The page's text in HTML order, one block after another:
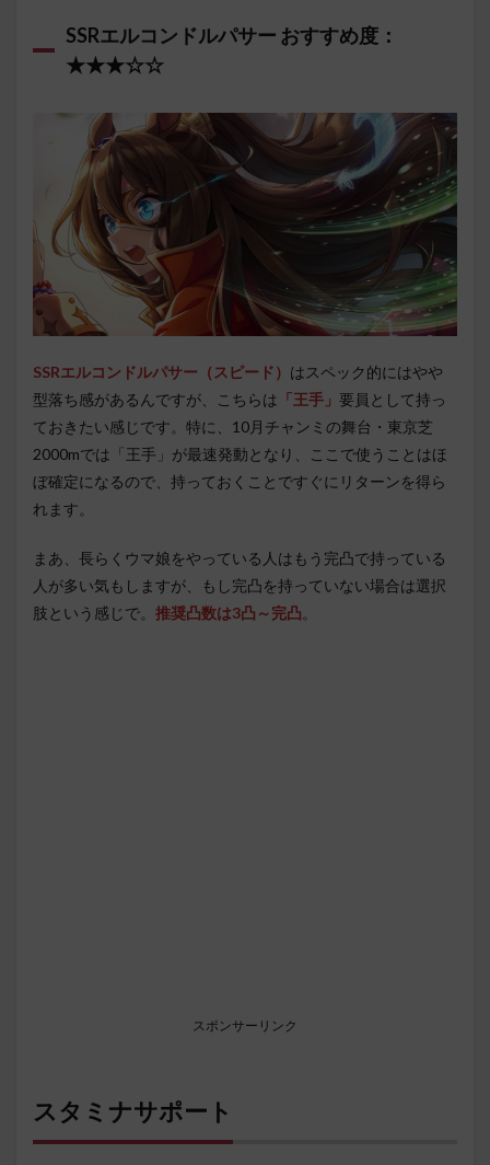
SSRエルコンドルパサー おすすめ度：
★★★☆☆
SSRエルコンドルパサー（スピード） はスペック的にはやや
型落ち感があるんですが、こちらは 「王手」 要員として持っ
ておきたい感じです。特に、10月チャンミの舞台・東京芝
2000mでは「王手」が最速発動となり、ここで使うことはほ
ぼ確定になるので、持っておくことですぐにリターンを得ら
れます。
まあ、長らくウマ娘をやっている人はもう完凸で持っている
人が多い気もしますが、もし完凸を持っていない場合は選択
肢という感じで。 推奨凸数は3凸～完凸。
スポンサーリンク
スタミナサポート